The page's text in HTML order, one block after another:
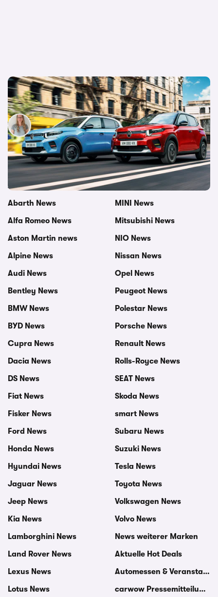
Neuer Citroen e-C3 – ab sofort ab 23.300 €
bestellbar
Irene Wallner
01. Februar 2024
Weitere Themen in dieser Kategorie
Autoindustrie News
Abarth News
Alfa Romeo News
Aston Martin news
Alpine News
Audi News
Bentley News
BMW News
BYD News
Cupra News
Dacia News
DS News
Fiat News
Fisker News
Ford News
Honda News
Hyundai News
Jaguar News
Jeep News
Kia News
Lamborghini News
Land Rover News
Lexus News
Lotus News
MG News
MINI News
Mitsubishi News
NIO News
Nissan News
Opel News
Peugeot News
Polestar News
Porsche News
Renault News
Rolls-Royce News
SEAT News
Skoda News
smart News
Subaru News
Suzuki News
Tesla News
Toyota News
Volkswagen News
Volvo News
News weiterer Marken
Aktuelle Hot Deals
Automessen &
carwow Pressemitteilungen